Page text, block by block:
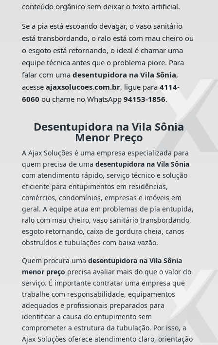
conteúdo orgânico sem deixar o texto artificial.
Se a pia está escoando devagar, o vaso sanitário
está transbordando, o ralo está com mau cheiro ou
o esgoto está retornando, o ideal é chamar uma
equipe técnica antes que o problema piore. Para
falar com uma desentupidora na Vila Sônia,
acesse ajaxsolucoes.com.br, ligue para 4114-
6060 ou chame no WhatsApp 94153-1856.
Desentupidora na Vila Sônia
Menor Preço
A Ajax Soluções é uma empresa especializada para
quem precisa de uma desentupidora na Vila Sônia
com atendimento rápido, serviço técnico e solução
eficiente para entupimentos em residências,
comércios, condomínios, empresas e imóveis em
geral. A equipe atua em problemas de pia entupida,
ralo com mau cheiro, vaso sanitário transbordando,
esgoto retornando, caixa de gordura cheia, canos
obstruídos e tubulações com baixa vazão.
Quem procura uma desentupidora na Vila Sônia
menor preço precisa avaliar mais do que o valor do
serviço. É importante contratar uma empresa que
trabalhe com responsabilidade, equipamentos
adequados e profissionais preparados para
identificar a causa do entupimento sem
comprometer a estrutura da tubulação. Por isso, a
Ajax Soluções oferece atendimento claro, orientação